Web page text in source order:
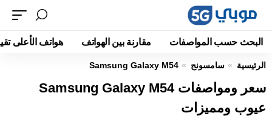
البحث حسب المواصفات مقارنة بين الهواتف هواتف الأعلى
الرئيسية سامسونج Samsung Galaxy M54
سعر ومواصفات Samsung Galaxy M54
عيوب ومميزات